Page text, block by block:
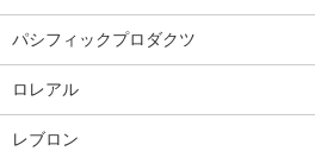
パシフィックプロダクツ
ロレアル
レブロン